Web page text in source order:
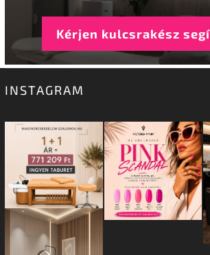
Kérjen kulcsrakész
INSTAGRAM